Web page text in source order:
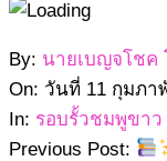
2569-
02-
11
By: นายเบญจโชค
On: วันที่ 11 กุมภา
In: รอบรั้วชมพูขาว
Previous Post: